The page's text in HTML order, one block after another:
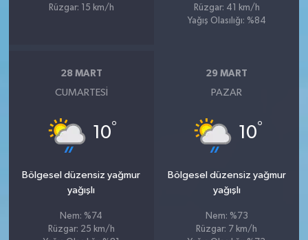
Rüzgar: 15 km/h
Rüzgar: 41 km/h
Yağış Olasılığı: %84
28 MART
CUMARTESI
10°
Bölgesel düzensiz yağmur
yağışlı
Nem: %74
Rüzgar: 25 km/h
29 MART
PAZAR
10°
Bölgesel düzensiz yağmur
yağışlı
Nem: %73
Rüzgar: 7 km/h